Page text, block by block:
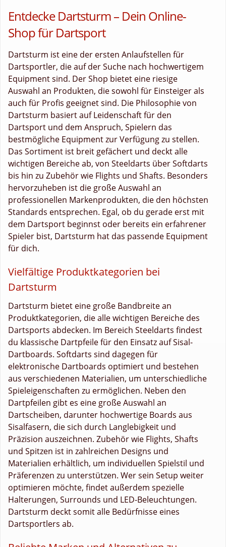
Entdecke Dartsturm – Dein Online-
Shop für Dartsport
Dartsturm ist eine der ersten Anlaufstellen für
Dartsportler, die auf der Suche nach hochwertigem
Equipment sind. Der Shop bietet eine riesige
Auswahl an Produkten, die sowohl für Einsteiger als
auch für Profis geeignet sind. Die Philosophie von
Dartsturm basiert auf Leidenschaft für den
Dartsport und dem Anspruch, Spielern das
bestmögliche Equipment zur Verfügung zu stellen.
Das Sortiment ist breit gefächert und deckt alle
wichtigen Bereiche ab, von Steeldarts über Softdarts
bis hin zu Zubehör wie Flights und Shafts. Besonders
hervorzuheben ist die große Auswahl an
professionellen Markenprodukten, die den höchsten
Standards entsprechen. Egal, ob du gerade erst mit
dem Dartsport beginnst oder bereits ein erfahrener
Spieler bist, Dartsturm hat das passende Equipment
für dich.
Vielfältige Produktkategorien bei
Dartsturm
Dartsturm bietet eine große Bandbreite an
Produktkategorien, die alle wichtigen Bereiche des
Dartsports abdecken. Im Bereich Steeldarts findest
du klassische Dartpfeile für den Einsatz auf Sisal-
Dartboards. Softdarts sind dagegen für
elektronische Dartboards optimiert und bestehen
aus verschiedenen Materialien, um unterschiedliche
Spieleigenschaften zu ermöglichen. Neben den
Dartpfeilen gibt es eine große Auswahl an
Dartscheiben, darunter hochwertige Boards aus
Sisalfasern, die sich durch Langlebigkeit und
Präzision auszeichnen. Zubehör wie Flights, Shafts
und Spitzen ist in zahlreichen Designs und
Materialien erhältlich, um individuellen Spielstil und
Präferenzen zu unterstützen. Wer sein Setup weiter
optimieren möchte, findet außerdem spezielle
Halterungen, Surrounds und LED-Beleuchtungen.
Dartsturm deckt somit alle Bedürfnisse eines
Dartsportlers ab.